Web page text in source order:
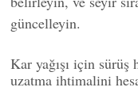
güncelleyin.
Kar yağışı için sürüş
uzatma ihtimalini